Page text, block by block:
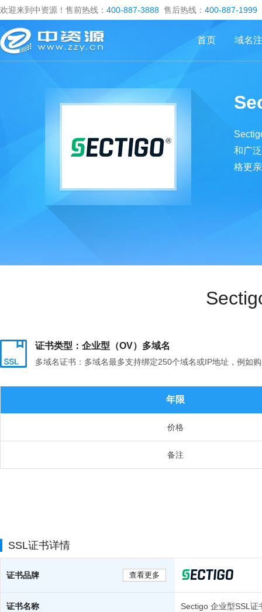
欢迎来到中资源！售前热线： 400-887-3888 售后热线： 400-887-1999
域名
首页
和广
格更
证书类型：企业型（OV）多域名
多域名证书：多域名最多支持绑定250个域名或IP地址，例如
年限
价格
备注
SSL证书详情
查看更多
证书品牌
证书名称 Sectigo 企业型SSL证